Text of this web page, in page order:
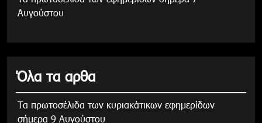
Αυγούστου
Όλα τα αρθα
Τα πρωτοσέλιδα των κυριακάτικων εφημερίδων
σήμερα 9 Αυγούστου